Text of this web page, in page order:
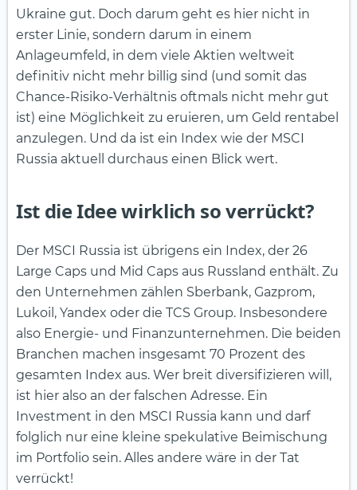
Ukraine gut. Doch darum geht es hier nicht in
erster Linie, sondern darum in einem
Anlageumfeld, in dem viele Aktien weltweit
definitiv nicht mehr billig sind (und somit das
Chance-Risiko-Verhältnis oftmals nicht mehr gut
ist) eine Möglichkeit zu eruieren, um Geld rentabel
anzulegen. Und da ist ein Index wie der MSCI
Russia aktuell durchaus einen Blick wert.
Ist die Idee wirklich so verrückt?
Der MSCI Russia ist übrigens ein Index, der 26
Large Caps und Mid Caps aus Russland enthält. Zu
den Unternehmen zählen Sberbank, Gazprom,
Lukoil, Yandex oder die TCS Group. Insbesondere
also Energie- und Finanzunternehmen. Die beiden
Branchen machen insgesamt 70 Prozent des
gesamten Index aus. Wer breit diversifizieren will,
ist hier also an der falschen Adresse. Ein
Investment in den MSCI Russia kann und darf
folglich nur eine kleine spekulative Beimischung
im Portfolio sein. Alles andere wäre in der Tat
verrückt!